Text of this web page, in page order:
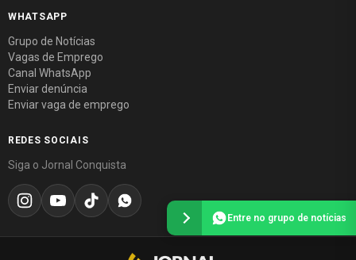
WHATSAPP
Grupo de Notícias
Vagas de Emprego
Canal WhatsApp
Enviar denúncia
Enviar vaga de emprego
REDES SOCIAIS
Siga o Jornal Conquista
Entre no grupo de notícias